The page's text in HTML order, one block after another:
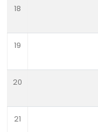
18
19
20
21